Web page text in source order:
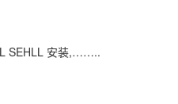
SEHLL 安装,……..